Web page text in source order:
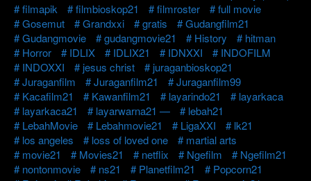
filmapik
filmbioskop21 filmroster
full movie
Gosemut
Grandxxi gratis
Gudangfilm21
Gudangmovie
gudangmovie21 History
hitman
Horror
IDLIX IDLIX21 IDNXXI
INDOFILM
INDOXXI
jesus christ
juraganbioskop21
Juraganfilm
Juraganfilm21
Juraganfilm99
Kacafilm21
Kawanfilm21 layarindo21
layarkaca
layarkaca21
layarwarna21 —
lebah21
LebahMovie
Lebahmovie21 LigaXXI
lk21
los angeles
loss of loved one
martial arts
movie21
Movies21 netflix Ngefilm
Ngefilm21
nontonmovie
ns21 Planetfilm21
Popcorn21